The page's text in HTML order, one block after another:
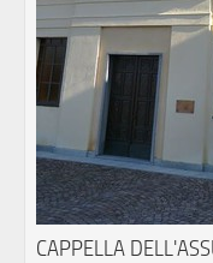
CAPPELLA